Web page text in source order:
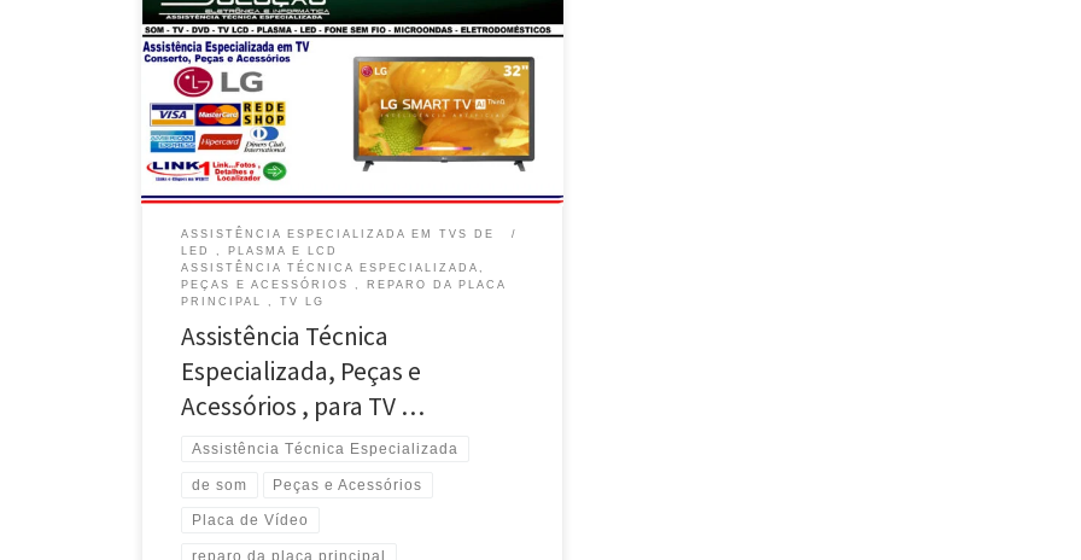
Solução Eletrônica , Assistência Técnica em TV Smart
de Plasma LG – Brasília / DF TV Smart de LED LG ,
Reparo da Placa Eletrônica , Busca e Entrega – Guará
/ DF Manutenção , Peças e Acessórios para TV Smart
LG – Sudoeste / Brasília / DF TV Smart LG […]
ASSISTÊNCIA ESPECIALIZADA EM TVS DE
LED , PLASMA E LCD
ASSISTÊNCIA TÉCNICA ESPECIALIZADA,
PEÇAS E ACESSÓRIOS , REPARO DA PLACA
PRINCIPAL , TV LG
Assistência Técnica
Especializada, Peças e
Acessórios , para TV …
Assistência Técnica Especializada
de som Peças e Acessórios
Placa de Vídeo
reparo da placa principal